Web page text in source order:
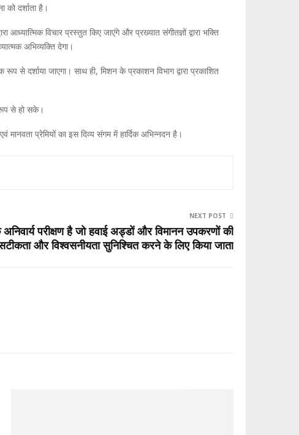
दर्शाता है।
विचार प्रस्तुत किए जाएंगे और प्रख्यात संगीतज्ञों द्वारा भक्ति
अभिव्यक्ति देगा।
से दर्शाया जाएगा। साथ ही, मिशन के प्रकाशन विभाग द्वारा प्रकाशित
से हो सके।
प्रेमियों का इस दिव्य संगम में हार्दिक अभिन्नदन है।
NEXT POST
परीक्षण है जो हवाई अड्डों और विमानन उपकरणों की
और विश्वसनीयता सुनिश्चित करने के लिए किया जाता